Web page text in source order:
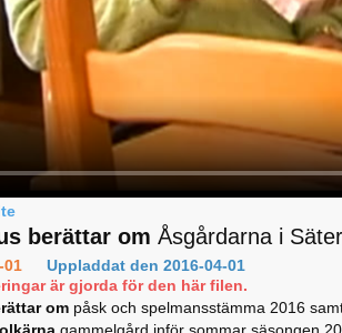
berättar om Åsgårdarna i
01
Uppladdat den 2016-04-01
är gjorda för den här filen.
ompåsk och spelmansstämma 2016